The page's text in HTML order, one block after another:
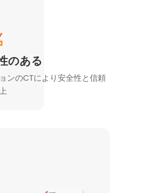
のある
ンのCTにより安全性と信頼